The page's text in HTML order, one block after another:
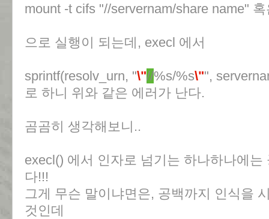
mount -t cifs "//servernam/share name" 혹
으로 실행이 되는데, execl 에서
sprintf(resolv_urn, "\"//%s/%s\"",
로 하니 위와 같은 에러가 난다.
곰곰히 생각해보니..
execl() 에서 인자로 넘기는 하나하나에
다!!!
그게 무슨 말이냐면은, 공백까지 인식을
것인데